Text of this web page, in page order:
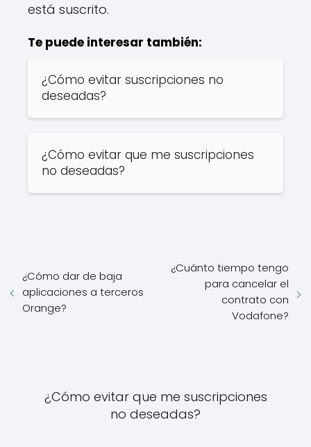
está suscrito.
Te puede interesar también:
¿Cómo evitar suscripciones no
deseadas?
¿Cómo evitar que me suscripciones
no deseadas?
¿Cómo dar de baja
aplicaciones a terceros
Orange?
¿Cuánto tiempo tengo
para cancelar el
contrato con
Vodafone?
¿Cómo evitar que me suscripciones
no deseadas?